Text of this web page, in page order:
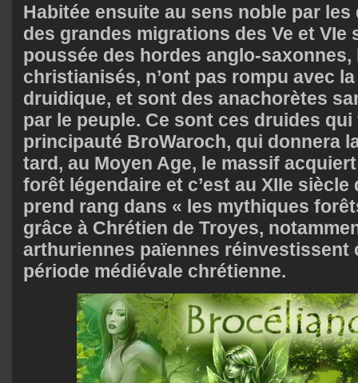
Habitée ensuite au sens noble par
des grandes migrations des Ve et VIe
poussée des hordes anglo-saxonnes,
christianisés, n’ont pas rompu avec
druidique, et sont des anachorètes
par le peuple. Ce sont ces druides
principauté BroWaroch, qui donnera
tard, au Moyen Age, le massif
forêt légendaire et c’est au XIIe
prend rang dans « les mythiques
grâce à Chrétien de Troyes,
arthuriennes païennes réinvestissent
période médiévale chrétienne.